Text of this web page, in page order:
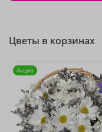
Цветы в корзинах
Акция